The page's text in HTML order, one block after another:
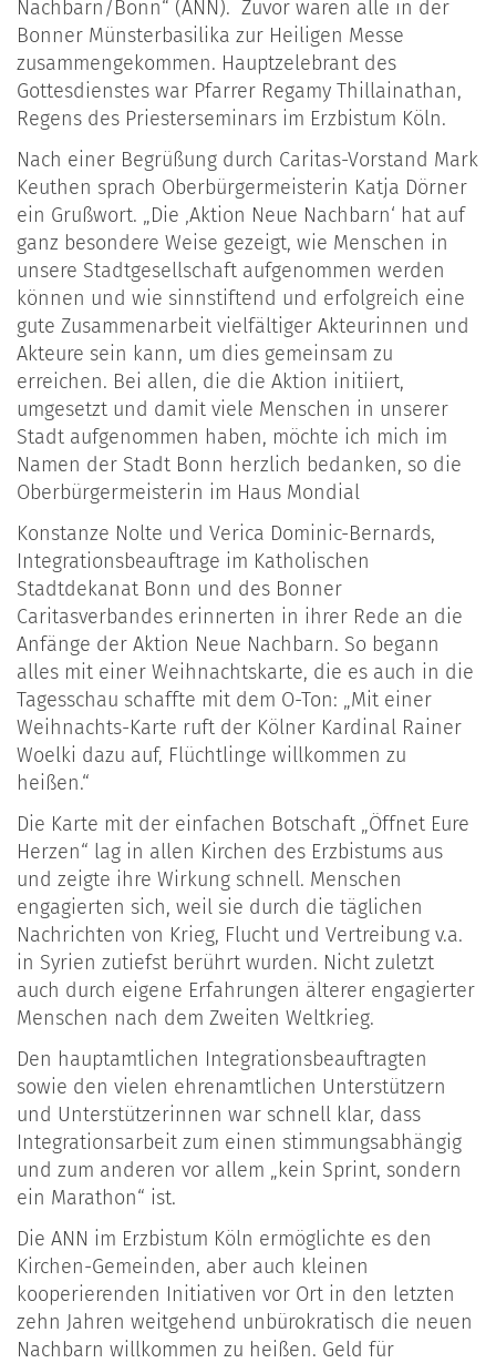
Nachbarn/Bonn“ (ANN). Zuvor waren alle in der
Bonner Münsterbasilika zur Heiligen Messe
zusammengekommen. Hauptzelebrant des
Gottesdienstes war Pfarrer Regamy Thillainathan,
Regens des Priesterseminars im Erzbistum Köln.
Nach einer Begrüßung durch Caritas-Vorstand Mark
Keuthen sprach Oberbürgermeisterin Katja Dörner
ein Grußwort. „Die ‚Aktion Neue Nachbarn‘ hat auf
ganz besondere Weise gezeigt, wie Menschen in
unsere Stadtgesellschaft aufgenommen werden
können und wie sinnstiftend und erfolgreich eine
gute Zusammenarbeit vielfältiger Akteurinnen und
Akteure sein kann, um dies gemeinsam zu
erreichen. Bei allen, die die Aktion initiiert,
umgesetzt und damit viele Menschen in unserer
Stadt aufgenommen haben, möchte ich mich im
Namen der Stadt Bonn herzlich bedanken, so die
Oberbürgermeisterin im Haus Mondial
Konstanze Nolte und Verica Dominic-Bernards,
Integrationsbeauftrage im Katholischen
Stadtdekanat Bonn und des Bonner
Caritasverbandes erinnerten in ihrer Rede an die
Anfänge der Aktion Neue Nachbarn. So begann
alles mit einer Weihnachtskarte, die es auch in die
Tagesschau schaffte mit dem O-Ton: „Mit einer
Weihnachts-Karte ruft der Kölner Kardinal Rainer
Woelki dazu auf, Flüchtlinge willkommen zu
heißen.“
Die Karte mit der einfachen Botschaft „Öffnet Eure
Herzen“ lag in allen Kirchen des Erzbistums aus
und zeigte ihre Wirkung schnell. Menschen
engagierten sich, weil sie durch die täglichen
Nachrichten von Krieg, Flucht und Vertreibung v.a.
in Syrien zutiefst berührt wurden. Nicht zuletzt
auch durch eigene Erfahrungen älterer engagierter
Menschen nach dem Zweiten Weltkrieg.
Den hauptamtlichen Integrationsbeauftragten
sowie den vielen ehrenamtlichen Unterstützern
und Unterstützerinnen war schnell klar, dass
Integrationsarbeit zum einen stimmungsabhängig
und zum anderen vor allem „kein Sprint, sondern
ein Marathon“ ist.
Die ANN im Erzbistum Köln ermöglichte es den
Kirchen-Gemeinden, aber auch kleinen
kooperierenden Initiativen vor Ort in den letzten
zehn Jahren weitgehend unbürokratisch die neuen
Nachbarn willkommen zu heißen. Geld für